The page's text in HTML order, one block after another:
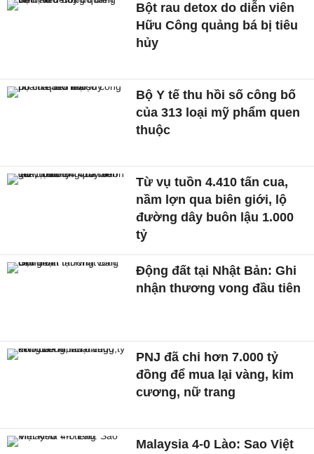
Bột rau detox do diễn viên
Hữu Công quảng bá bị tiêu
hủy
Bộ Y tế thu hồi số công bố
của 313 loại mỹ phẩm quen
thuộc
Từ vụ tuồn 4.410 tấn cua,
nầm lợn qua biên giới, lộ
đường dây buôn lậu 1.000
tỷ
Động đất tại Nhật Bản: Ghi
nhận thương vong đầu tiên
PNJ đã chi hơn 7.000 tỷ
đồng để mua lại vàng, kim
cương, nữ trang
Malaysia 4-0 Lào: Sao Việt